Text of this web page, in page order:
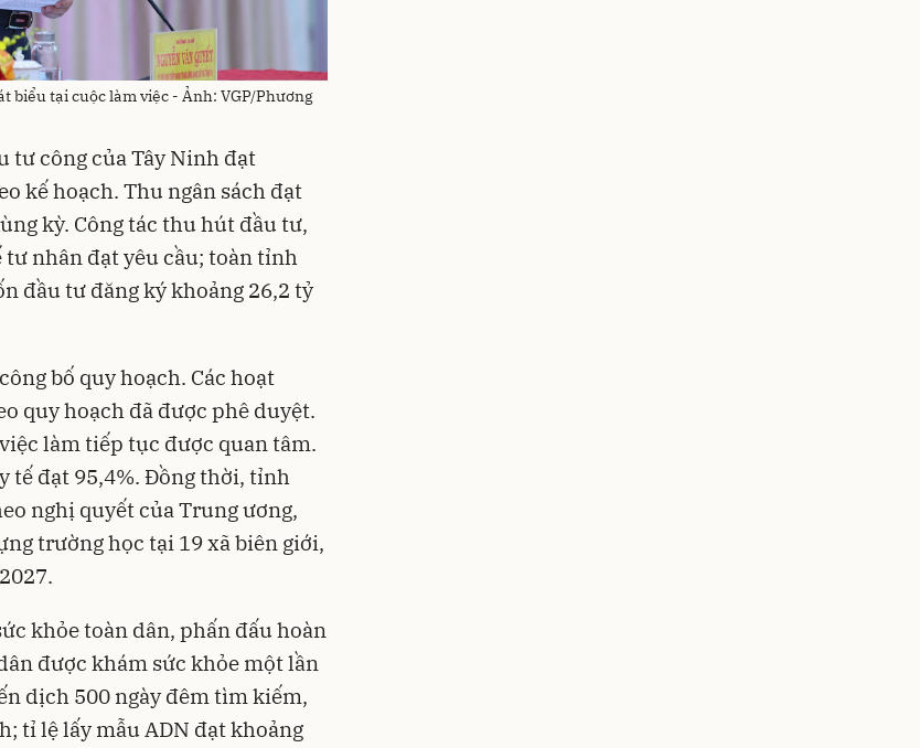
biểu tại cuộc làm việc - Ảnh: VGP/Phương
tư công của Tây Ninh đạt
kế hoạch. Thu ngân sách đạt
kỳ. Công tác thu hút đầu tư,
nhân đạt yêu cầu; toàn tỉnh
đầu tư đăng ký khoảng 26,2 tỷ
bố quy hoạch. Các hoạt
quy hoạch đã được phê duyệt.
làm tiếp tục được quan tâm.
tế đạt 95,4%. Đồng thời, tỉnh
nghị quyết của Trung ương,
trường học tại 19 xã biên giới,
khỏe toàn dân, phấn đấu hoàn
được khám sức khỏe một lần
dịch 500 ngày đêm tìm kiếm,
tỉ lệ lấy mẫu ADN đạt khoảng